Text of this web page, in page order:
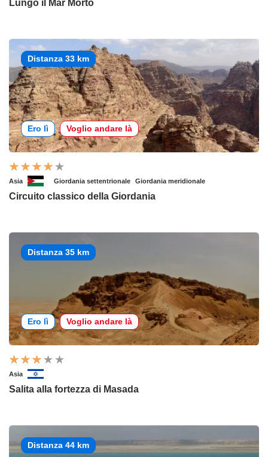
Lungo il Mar Morto
Distanza 33 km
Ero lì Voglio andare là
Asia Giordania settentrionale Giordania meridionale
Circuito classico della Giordania
Distanza 35 km
Ero lì Voglio andare là
Asia
Salita alla fortezza di Masada
Distanza 44 km